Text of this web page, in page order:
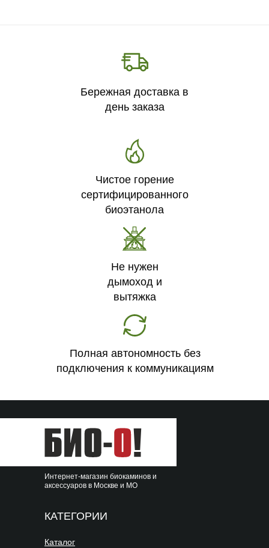
Бережная доставка в
день заказа
Чистое горение
сертифицированного
биоэтанола
Не нужен
дымоход и
вытяжка
Полная автономность без
подключения к коммуникациям
КАТЕГОРИИ
Каталог
Интернет-магазин биокаминов и
аксессуаров в Москве и МО